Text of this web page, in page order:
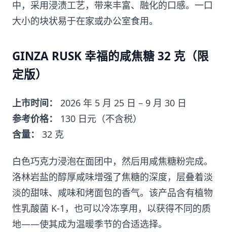
中，采用浸渍工艺，带来丰富、融化的口感。一口
大小的块状易于在家或办公室食用。
GINZA RUSK 幸福的咸焦糖 32 克（限
定版）
上市时间：
2026 年 5 月 25 日 – 9 月 30 日
参考价格：
130 日元（不含税）
含量：
32 克
白色巧克力浸泡在面团中，然后用咸焦糖粉完成。
洛林岩盐的醇厚咸味增强了焦糖的深度，层叠着淡
淡的甜味、咸味和烤面包的香气。该产品含有植物
性乳酸菌 K-1，也可以冷冻享用，以获得不同的质
地——使其成为温暖季节的合适选择。